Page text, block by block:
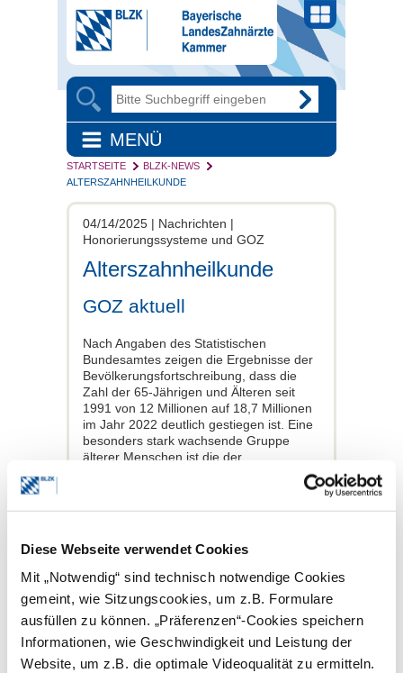
Diese Webseite verwendet Cookies
Mit „Notwendig“ sind technisch notwendige Cookies
gemeint, wie Sitzungscookies, um z.B. Formulare
ausfüllen zu können. „Präferenzen“-Cookies speichern
Informationen, wie Geschwindigkeit und Leistung der
Website, um z.B. die optimale Videoqualität zu ermitteln.
MENÜ
STARTSEITE
BLZK-NEWS
ALTERSZAHNHEILKUNDE
04/14/2025 | Nachrichten |
Honorierungssysteme und GOZ
Alterszahnheilkunde
GOZ aktuell
Nach Angaben des Statistischen
Bundesamtes zeigen die Ergebnisse der
Bevölkerungsfortschreibung, dass die
Zahl der 65-Jährigen und Älteren seit
1991 von 12 Millionen auf 18,7 Millionen
im Jahr 2022 deutlich gestiegen ist. Eine
besonders stark wachsende Gruppe
älterer Menschen ist die der
Hochbetagten ab 85 Jahren. Sie wächst
relativ betrachtet deutlich stärker als die
spürbar. Obwohl immer mehr
Seniorinnen und Senioren bis ins hohe
Alter fit und aktiv sind, wächst die Anzahl
pflegebedürftiger und immobiler
Menschen und somit auch der Bedarf an
Zahnarztbesuchen im Heim.
Unabhängig davon, ob die Behandlung